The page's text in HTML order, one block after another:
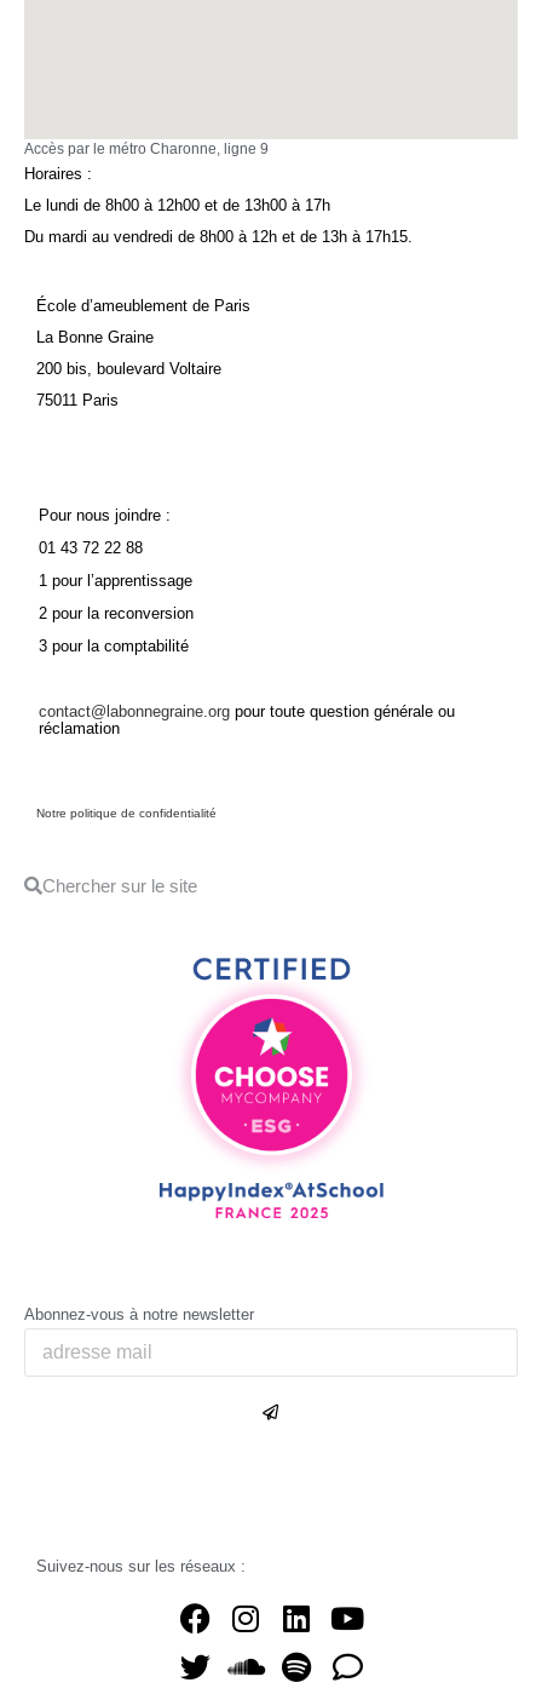
Accès par le métro Charonne, ligne 9
Horaires :
Le lundi de 8h00 à 12h00 et de 13h00 à 17h
Du mardi au vendredi de 8h00 à 12h et de 13h à 17h15.
École d’ameublement de Paris
La Bonne Graine
200 bis, boulevard Voltaire
75011 Paris
Pour nous joindre :
01 43 72 22 88
1 pour l’apprentissage
2 pour la reconversion
3 pour la comptabilité
contact@labonnegraine.org pour toute question générale ou
réclamation
Notre politique de confidentialité
Abonnez-vous à notre newsletter
Suivez-nous sur les réseaux :